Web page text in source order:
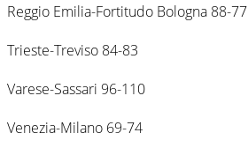
Reggio Emilia-Fortitudo Bologna 88-77
Trieste-Treviso 84-83
Varese-Sassari 96-110
Venezia-Milano 69-74